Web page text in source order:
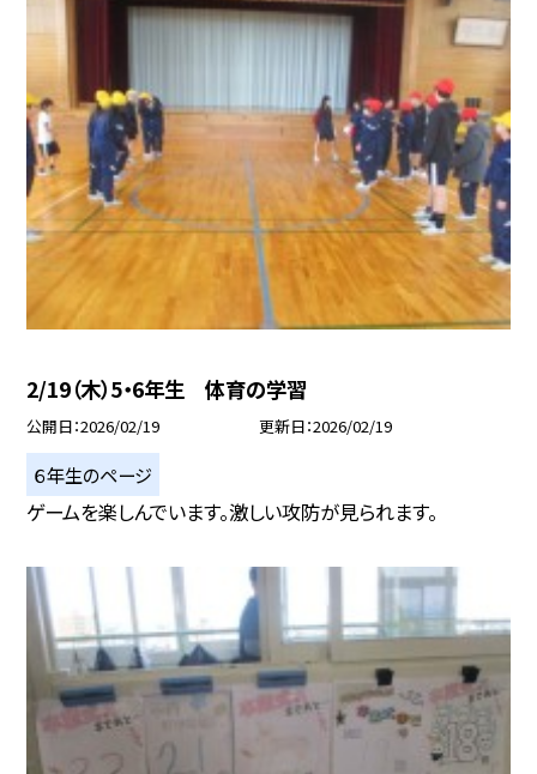
2/19（木）5・6年生 体育の学習
公開日 2026/02/19 更新日 2026/02/19
６年生のページ
ゲームを楽しんでいます。激しい攻防が見られます。